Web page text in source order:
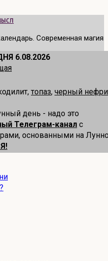
Современная магия
6.08.2026
топаз, черный
день - надо это
Телеграм-канал с
основанными на